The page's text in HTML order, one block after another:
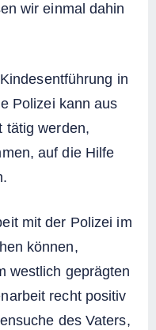
wir einmal dahin
in
Polizei kann aus
tätig werden,
auf die Hilfe
mit der Polizei im
können,
westlich geprägten
recht positiv
des Vaters,